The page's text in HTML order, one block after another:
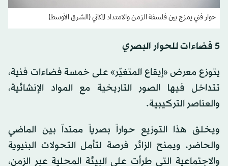
حوار فني يمزج بين فلسفة الزمن والامتداد المكاني (الشرق الأوسط)
5 فضاءات للحوار البصري
يتوزع معرض «إيقاع المتغيّر» على خمسة فضاءات فنية،
تتداخل فيها الصور التاريخية مع المواد الإنشائية،
والعناصر التركيبية.
ويخلق هذا التوزيع حواراً بصرياً ممتداً بين الماضي
والحاضر، ويمنح الزائر فرصة لتأمل التحولات البنيوية
والاجتماعية التي طرأت على البيئة المحلية عبر الزمن،